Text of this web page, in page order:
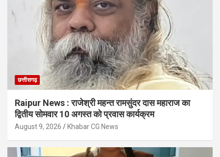
छत्तीसगढ़
Raipur News : राजेश्री महन्त रामसुंदर दास महाराज का
द्वितीय सोमवार 10 अगस्त को प्रवास कार्यक्रम
August 9, 2026 Khabar CG News